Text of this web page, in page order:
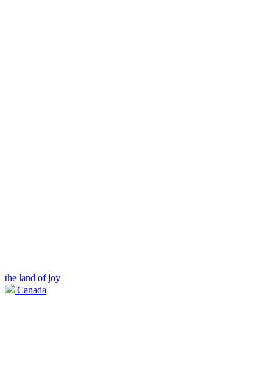
the land of joy
Canada